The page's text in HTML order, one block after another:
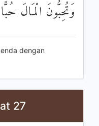
وَتُحِبُّونَ الْمَالَ
dengan
27